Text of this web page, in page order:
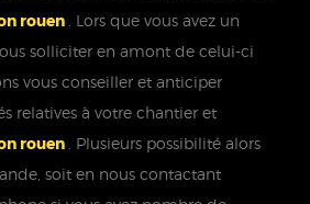
rouen
. Lors que vous avez un
solliciter en amont de celui-ci
vous conseiller et anticiper
relatives à votre chantier et
rouen
. Plusieurs possibilité alors
soit en nous contactant